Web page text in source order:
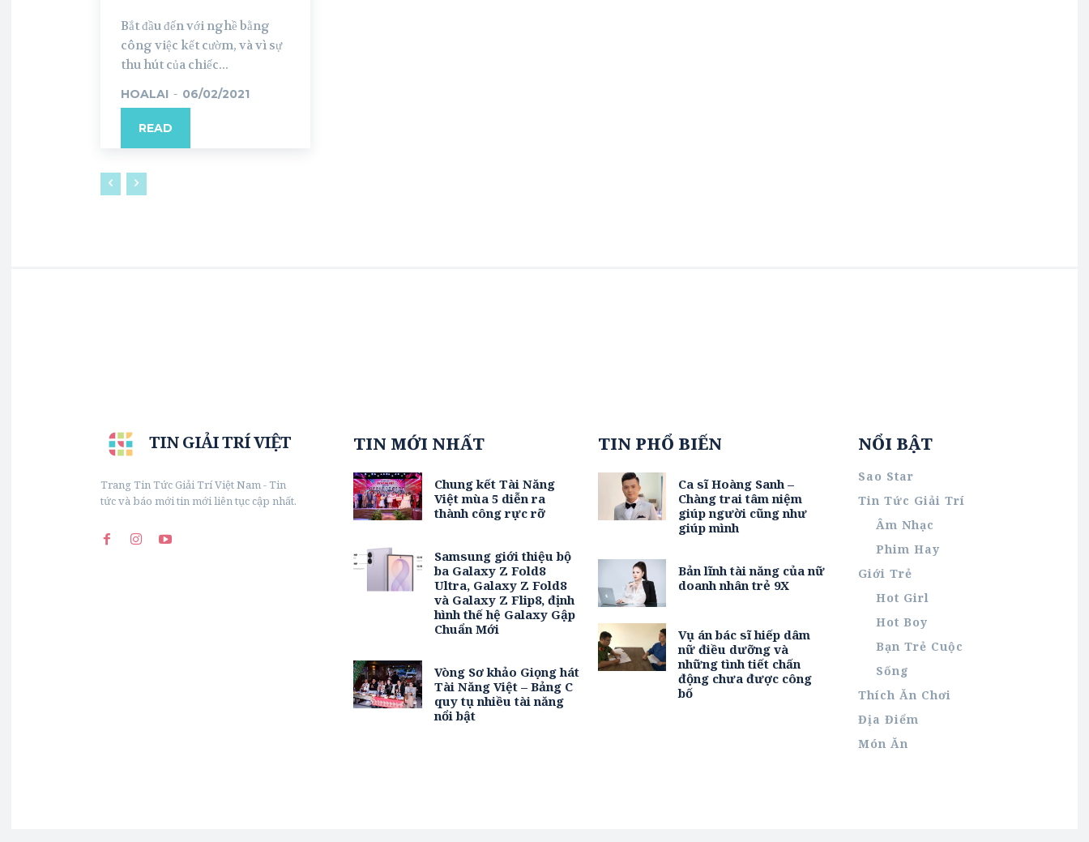
Bắt đầu đến với nghề bằng
công việc kết cườm, và vì sự
thu hút của chiếc...
HOALAI - 06/02/2021
READ
TIN GIẢI TRÍ VIỆT
Trang Tin Tức Giải Trí Việt Nam - Tin
tức và báo mới tin mới liên tục cập nhất.
TIN MỚI NHẤT
Chung kết Tài Năng
Việt mùa 5 diễn ra
thành công rực rỡ
Samsung giới thiệu bộ
ba Galaxy Z Fold8
Ultra, Galaxy Z Fold8
và Galaxy Z Flip8, định
hình thế hệ Galaxy Gập
Chuẩn Mới
Vòng Sơ khảo Giọng hát
Tài Năng Việt – Bảng C
quy tụ nhiều tài năng
nổi bật
TIN PHỔ BIẾN
Ca sĩ Hoàng Sanh –
Chàng trai tâm niệm
giúp người cũng như
giúp mình
Bản lĩnh tài năng của nữ
doanh nhân trẻ 9X
Vụ án bác sĩ hiếp dâm
nữ điều dưỡng và
những tình tiết chấn
động chưa được công
bố
NỔI BẬT
Sao Star
Tin Tức Giải Trí
Âm Nhạc
Phim Hay
Giới Trẻ
Hot Girl
Hot Boy
Bạn Trẻ Cuộc
Sống
Thích Ăn Chơi
Địa Điểm
Món Ăn